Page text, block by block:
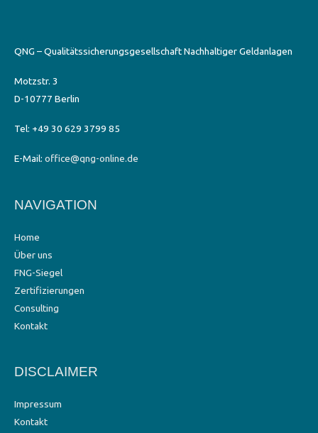
QNG – Qualitätssicherungsgesellschaft Nachhaltiger Geldanlagen
Motzstr. 3
D-10777 Berlin
Tel: +49 30 629 3799 85
E-Mail: office@qng-online.de
NAVIGATION
Home
Über uns
FNG-Siegel
Zertifizierungen
Consulting
Kontakt
DISCLAIMER
Impressum
Kontakt